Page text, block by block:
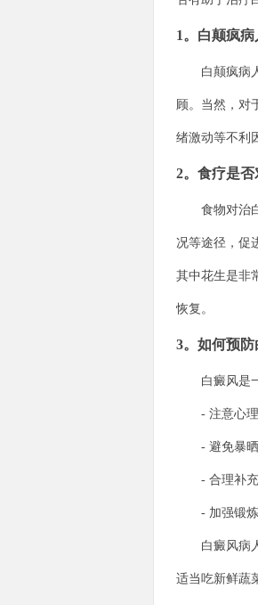
1。白颠疯
白颠疯病人
顾。当然，对
绪激动等不利
2。食疗是
食物对治白
况等途径，促
其中花生是非
恢复。
3。如何预
白癜风是一
- 注意心理
- 避免暴晒
- 合理补充
- 加强锻炼
白癜风病人
适当吃新鲜蔬